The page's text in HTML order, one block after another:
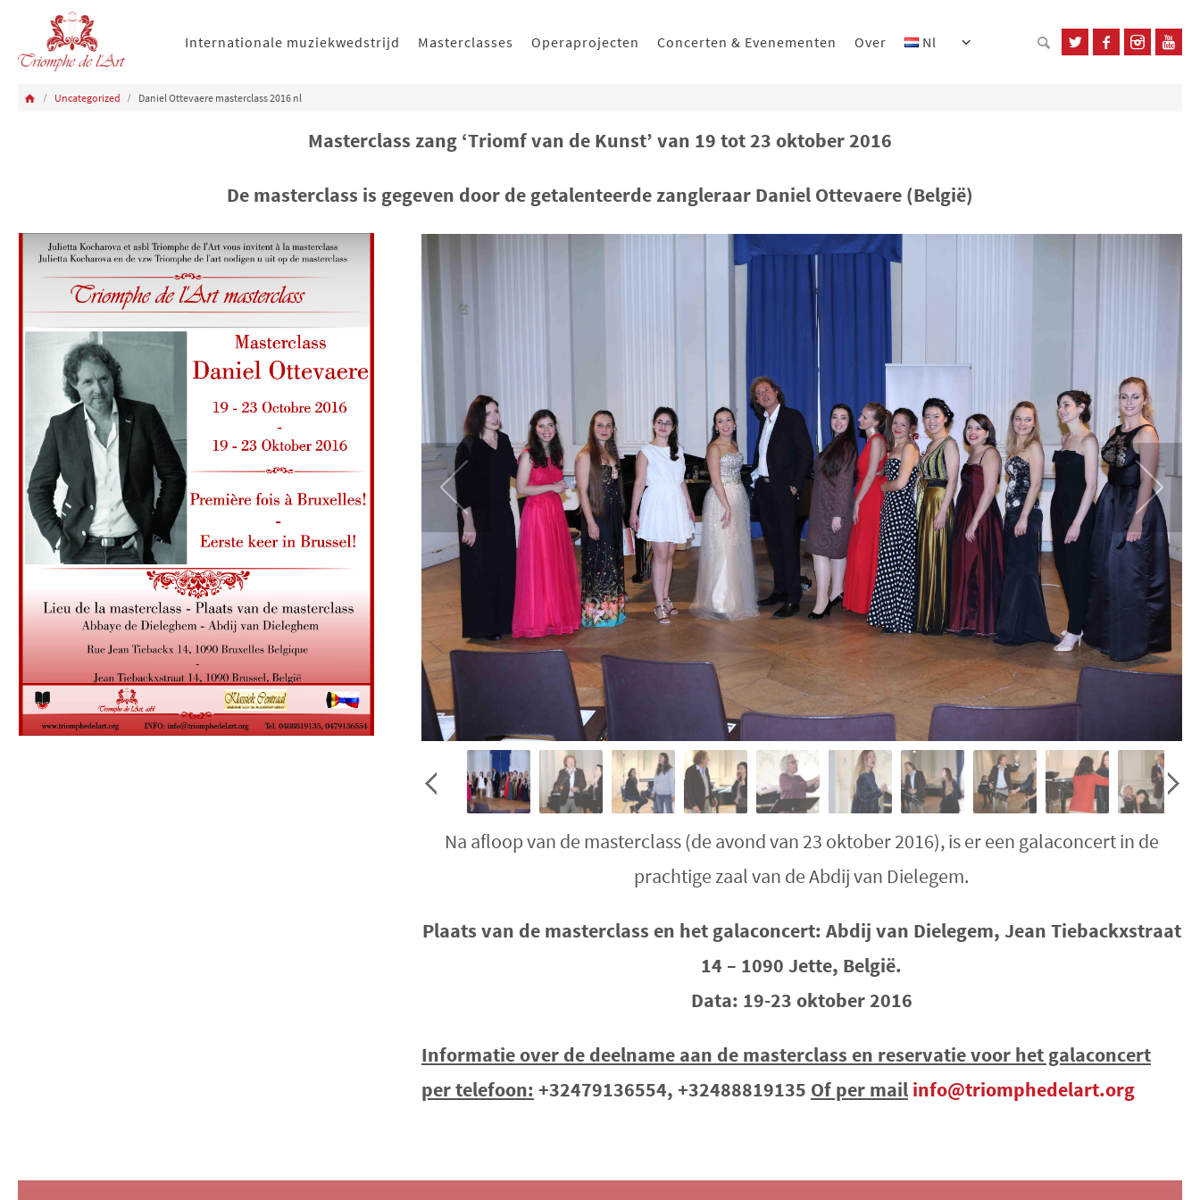
Internationale muziekwedstrijd Masterclasses Operaprojecten Concerten & Evenementen Over Nl
Uncategorized Daniel Ottevaere masterclass 2016 nl
Masterclass zang ‘Triomf van de Kunst’ van 19 tot 23 oktober 2016
De masterclass is gegeven door de getalenteerde zangleraar Daniel Ottevaere (België)
Na afloop van de masterclass (de avond van 23 oktober 2016), is er een galaconcert in de
prachtige zaal van de Abdij van Dielegem.
Plaats van de masterclass en het galaconcert: Abdij van Dielegem, Jean Tiebackxstraat
14 – 1090 Jette, België.
Data: 19-23 oktober 2016
Informatie over de deelname aan de masterclass en reservatie voor het galaconcert
per telefoon: +32479136554, +32488819135 Of per mail info@triomphedelart.org